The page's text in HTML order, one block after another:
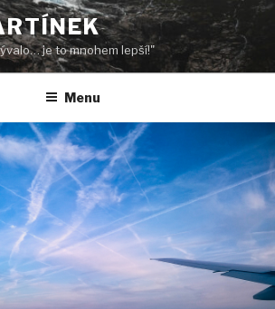
je to mnohem lepší!"
Menu